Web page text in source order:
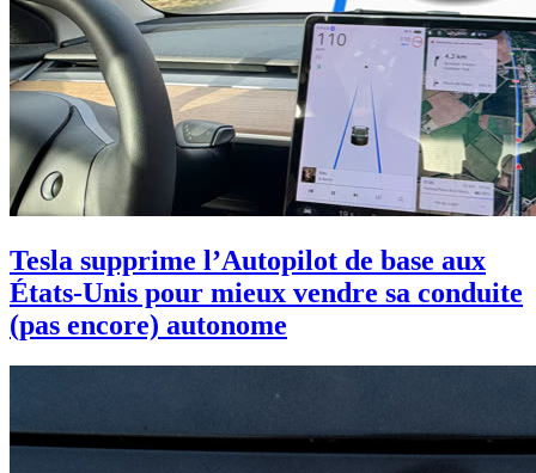
Tesla supprime l’Autopilot de base aux
États-Unis pour mieux vendre sa conduite
(pas encore) autonome